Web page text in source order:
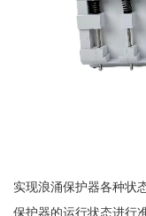
实现浪涌保护器各种状
保护器的运行状态进行